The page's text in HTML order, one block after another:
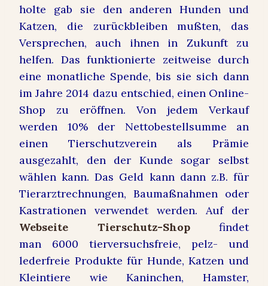
holte gab sie den anderen Hunden und
Katzen, die zurückbleiben mußten, das
Versprechen, auch ihnen in Zukunft zu
helfen. Das funktionierte zeitweise durch
eine monatliche Spende, bis sie sich dann
im Jahre 2014 dazu entschied, einen Online-
Shop zu eröffnen. Von jedem Verkauf
werden 10% der Nettobestellsumme an
einen Tierschutzverein als Prämie
ausgezahlt, den der Kunde sogar selbst
wählen kann. Das Geld kann dann z.B. für
Tierarztrechnungen, Baumaßnahmen oder
Kastrationen verwendet werden. Auf der
Webseite Tierschutz-Shop
findet
man 6000 tierversuchsfreie, pelz- und
lederfreie Produkte für Hunde, Katzen und
Kleintiere wie Kaninchen, Hamster,